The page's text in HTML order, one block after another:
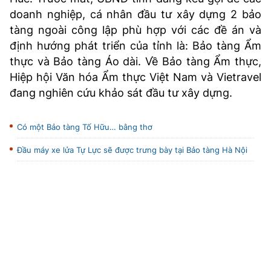
doanh nghiệp, cá nhân đầu tư xây dựng 2 bảo
tàng ngoài công lập phù hợp với các đề án và
định hướng phát triển của tỉnh là: Bảo tàng Ẩm
thực và Bảo tàng Áo dài. Về Bảo tàng Ẩm thực,
Hiệp hội Văn hóa Ẩm thực Việt Nam và Vietravel
đang nghiên cứu khảo sát đầu tư xây dựng.
Có một Bảo tàng Tố Hữu… bằng thơ
Đầu máy xe lửa Tự Lực sẽ được trưng bày tại Bảo tàng Hà Nội